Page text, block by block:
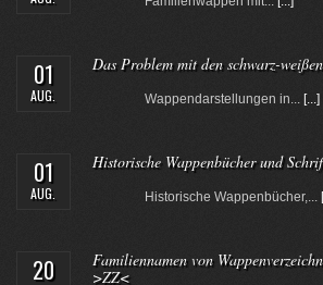
01
AUG.
Das Problem mit den schwarz-
Wappendarstellungen in... [...]
01
AUG.
Historische Wappenbücher und
Historische Wappenbücher,...
20
Familiennamen von
>ZZ<